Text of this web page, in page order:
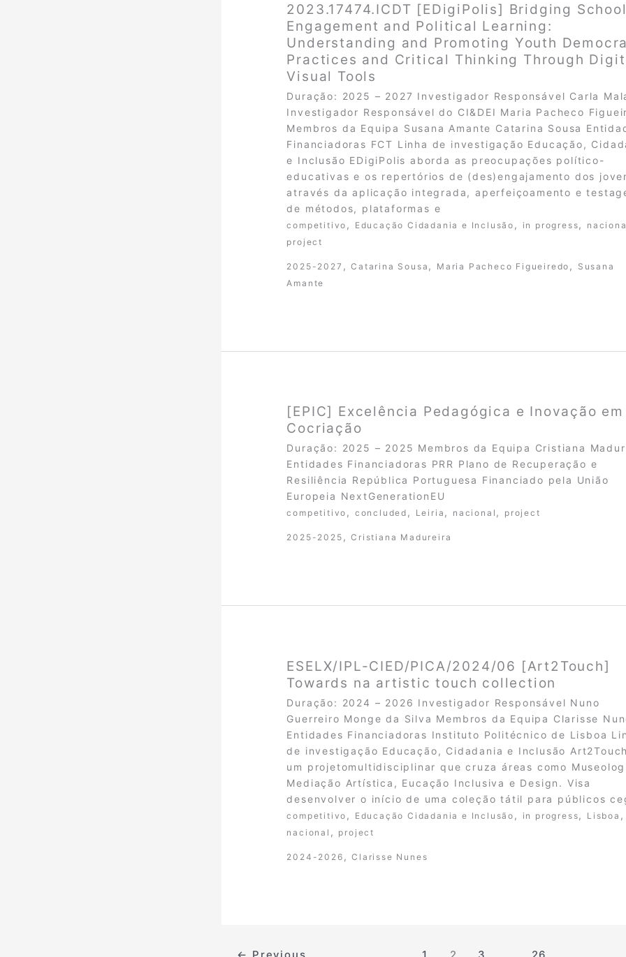
2023.17474.ICDT [EDigiPolis] Bridging
Engagement and Political Learning:
Understanding and Promoting Youth
Practices and Critical Thinking Through
Visual Tools
Duração: 2025 – 2027 Investigador Responsável Carla
Investigador Responsável do CI&DEI Maria Pacheco
Membros da Equipa Susana Amante Catarina Sousa
Financiadoras FCT Linha de investigação Educação,
e Inclusão EDigiPolis aborda as preocupações político-
educativas e os repertórios de (des)engajamento dos
através da aplicação integrada, aperfeiçoamento e
de métodos, plataformas e
competitivo , Educação Cidadania e Inclusão , in progress ,
project
2025-2027 ,Catarina Sousa , Maria Pacheco Figueiredo ,
Susana
Amante
[EPIC] Excelência Pedagógica e Inovação em
Cocriação
Duração: 2025 – 2025 Membros da Equipa Cristiana
Entidades Financiadoras PRR Plano de Recuperação e
Resiliência República Portuguesa Financiado pela União
Europeia NextGenerationEU
competitivo , concluded , Leiria , nacional , project
2025-2025 ,Cristiana Madureira
ESELX/IPL-CIED/PICA/2024/06 [Art2Touch]
Towards na artistic touch collection
Duração: 2024 – 2026 Investigador Responsável Nuno
Guerreiro Monge da Silva Membros da Equipa Clarisse
Entidades Financiadoras Instituto Politécnico de Lisboa
de investigação Educação, Cidadania e Inclusão
um projetomultidisciplinar que cruza áreas como
Mediação Artística, Eucação Inclusiva e Design. Visa
desenvolver o início de uma coleção tátil para públicos
competitivo , Educação Cidadania e Inclusão , in progress , Lisboa ,
nacional , project
2024-2026 ,Clarisse Nunes